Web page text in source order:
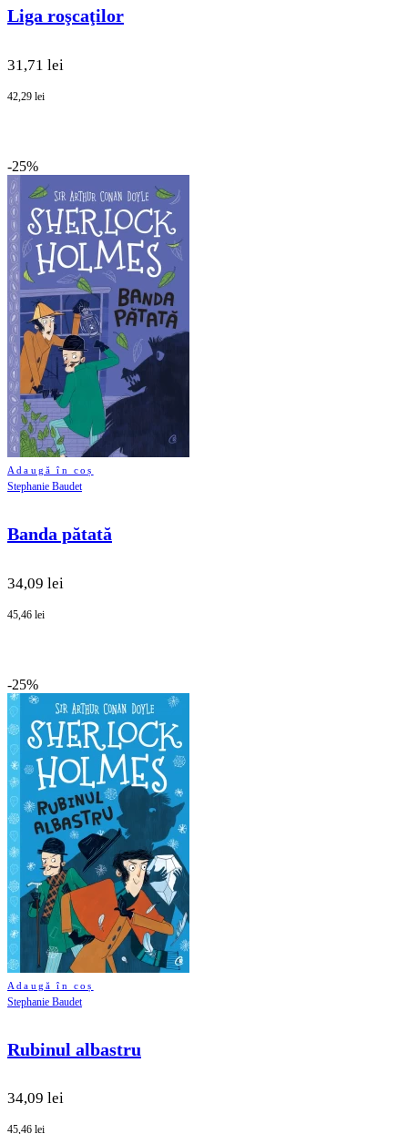
Liga roşcaţilor
31,71 lei
42,29 lei
-25%
Adaugă în coș
Stephanie Baudet
Banda pătată
34,09 lei
45,46 lei
-25%
Adaugă în coș
Stephanie Baudet
Rubinul albastru
34,09 lei
45,46 lei